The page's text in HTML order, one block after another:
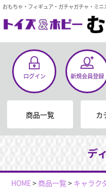
おもちゃ・フィギュア・ガチャガチャ・ミニ
ログイン 新規会員登録
商品一覧 カ
デ
HOME> 商品一覧> キャラク